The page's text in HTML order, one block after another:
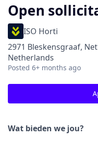
Open
ISO Horti
2971 Bleskensgraaf,
Netherlands
Posted 6+ months ago
Wat bieden we jou?